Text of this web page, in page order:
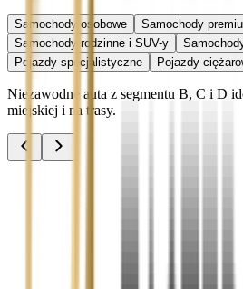
Samochody osobowe
Samochody
Samochody rodzinne i SUV-y
Pojazdy specjalistyczne
Pojazdy
Niezawodne auta z segmentu B, C i D
miejskiej i na trasy.